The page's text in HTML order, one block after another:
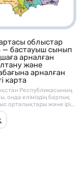
облыстар
— бастауыш сынып
арналған
және
арналған
карта
Республикасының
онда еліміздің барлық
орталықтары және ірі
көрнекі және балаларға
бейнеленген. ⸻ 🎯